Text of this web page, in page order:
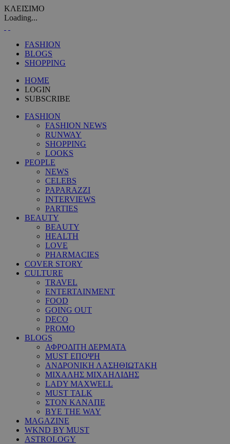
ΚΛΕΙΣΙΜΟ
Loading...
FASHION
BLOGS
SHOPPING
HOME
LOGIN
SUBSCRIBE
FASHION
FASHION NEWS
RUNWAY
SHOPPING
LOOKS
PEOPLE
NEWS
CELEBS
PAPARAZZI
INTERVIEWS
PARTIES
BEAUTY
BEAUTY
HEALTH
LOVE
PHARMACIES
COVER STORY
CULTURE
TRAVEL
ENTERTAINMENT
FOOD
GOING OUT
DECO
PROMO
BLOGS
ΑΦΡΟΔΙΤΗ ΔΕΡΜΑΤΑ
MUST ΕΠΟΨΗ
ΑΝΔΡΟΝΙΚΗ ΛΑΣΗΘΙΩΤΑΚΗ
ΜΙΧΑΛΗΣ ΜΙΧΑΗΛΙΔΗΣ
LADY MAXWELL
MUST TALK
ΣΤΟΝ ΚΑΝΑΠΕ
BYE THE WAY
MAGAZINE
WKND BY MUST
ASTROLOGY